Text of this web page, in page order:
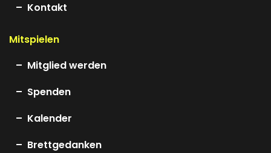
Kontakt
Mitspielen
Mitglied werden
Spenden
Kalender
Brettgedanken